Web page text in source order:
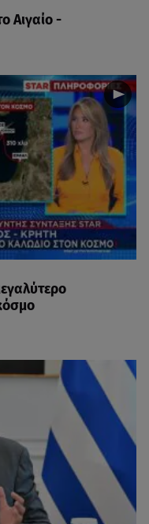
Αιγαίο -